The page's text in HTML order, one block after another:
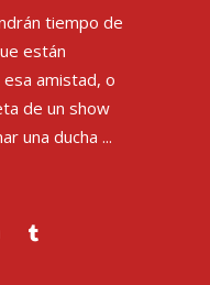
tiempo de
están
amistad, o
de un show
una ducha